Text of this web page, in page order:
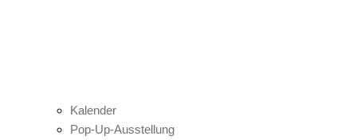
Kalender
Pop-Up-Ausstellung